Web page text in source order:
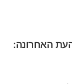
האחרונה: